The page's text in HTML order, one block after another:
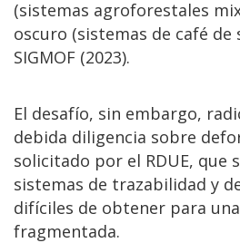
(sistemas agroforestales
oscuro (sistemas de café de
SIGMOF (2023).
El desafío, sin embargo,
debida diligencia sobre
solicitado por el RDUE, que
sistemas de trazabilidad y
difíciles de obtener para
fragmentada.